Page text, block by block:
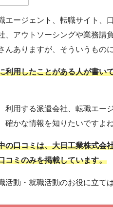
エージェント、転職サイト、
、アウトソーシングや業務請
んありますが、そういうもの
利用したことがある人が書い
利用する派遣会社、転職エ
確かな情報を知りたいですよね
の口コミは、大日工業株式会
コミのみを掲載しています。
活動・就職活動のお役に立て